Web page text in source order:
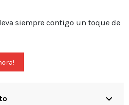
siempre contigo un toque de